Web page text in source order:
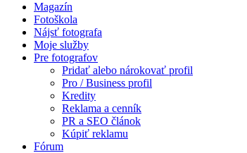
Magazín
Fotoškola
Nájsť fotografa
Moje služby
Pre fotografov
Pridať alebo nárokovať profil
Pro / Business profil
Kredity
Reklama a cenník
PR a SEO článok
Kúpiť reklamu
Fórum